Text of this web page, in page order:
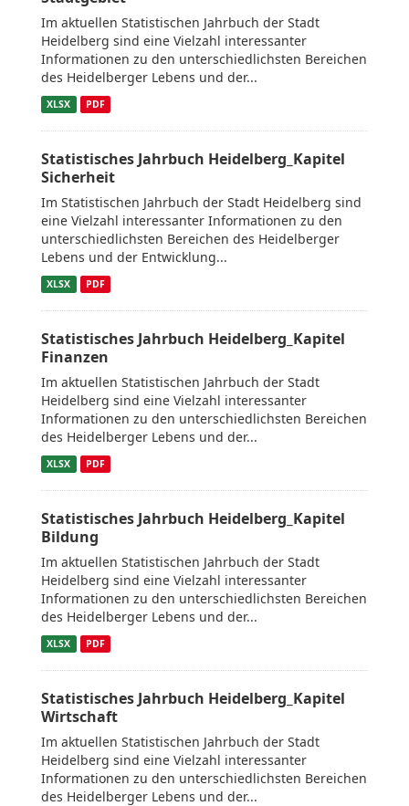
Im aktuellen Statistischen Jahrbuch der Stadt
Heidelberg sind eine Vielzahl interessanter
Informationen zu den unterschiedlichsten Bereichen
des Heidelberger Lebens und der...
XLSX PDF
Statistisches Jahrbuch Heidelberg_Kapitel
Sicherheit
Im Statistischen Jahrbuch der Stadt Heidelberg sind
eine Vielzahl interessanter Informationen zu den
unterschiedlichsten Bereichen des Heidelberger
Lebens und der Entwicklung...
XLSX PDF
Statistisches Jahrbuch Heidelberg_Kapitel
Finanzen
Im aktuellen Statistischen Jahrbuch der Stadt
Heidelberg sind eine Vielzahl interessanter
Informationen zu den unterschiedlichsten Bereichen
des Heidelberger Lebens und der...
XLSX PDF
Statistisches Jahrbuch Heidelberg_Kapitel
Bildung
Im aktuellen Statistischen Jahrbuch der Stadt
Heidelberg sind eine Vielzahl interessanter
Informationen zu den unterschiedlichsten Bereichen
des Heidelberger Lebens und der...
XLSX PDF
Statistisches Jahrbuch Heidelberg_Kapitel
Wirtschaft
Im aktuellen Statistischen Jahrbuch der Stadt
Heidelberg sind eine Vielzahl interessanter
Informationen zu den unterschiedlichsten Bereichen
des Heidelberger Lebens und der...